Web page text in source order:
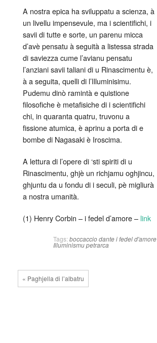
A nostra epica ha sviluppatu a scienza, à
un livellu impensevule, ma i scientifichi, i
savii di tutte e sorte, un parenu micca
d’avè pensatu à seguità a listessa strada
di saviezza cume l’avianu pensatu
l’anziani savii taliani di u Rinascimentu è,
à a seguita, quelli di l’Illuminisimu.
Pudemu dinò ramintà e quistione
filosofiche è metafisiche di i scientifichi
chi, in quaranta quatru, truvonu a
fissione atumica, è aprinu a porta di e
bombe di Nagasaki è Iroscima.
A lettura di l’opere di ‘sti spiriti di u
Rinascimentu, ghjè un richjamu oghjincu,
ghjuntu da u fondu di i seculi, pè migliurà
a nostra umanità.
(1) Henry Corbin – i fedel d’amore – link
Tags: boccacciodantei fedel d'amore
Illuminismupetrarca
« Paghjella di l’albatru